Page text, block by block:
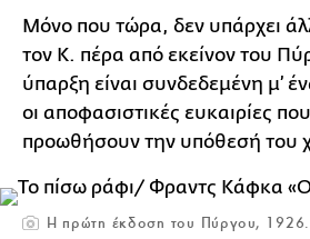
Μόνο που τώρα, δεν υπάρχει
τον Κ. πέρα από εκείνον του
ύπαρξη είναι συνδεδεμένη μ’
οι αποφασιστικές ευκαιρίες
προωθήσουν την υπόθεσή του
Η πρώτη έκδοση του Πύργου, 1926.